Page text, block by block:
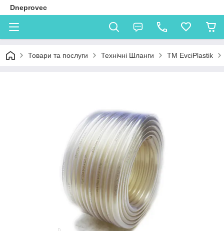
Dneprovec
Товари та послуги Технічні Шланги TM EvciPlastik